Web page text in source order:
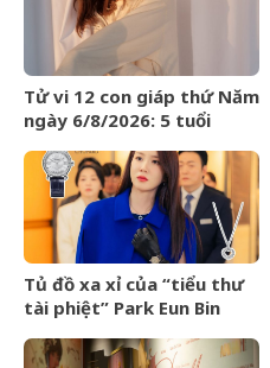
Tử vi 12 con giáp thứ Năm
ngày 6/8/2026: 5 tuổi
Tủ đồ xa xỉ của “tiểu thư
tài phiệt” Park Eun Bin
xỉ đến mức nào?